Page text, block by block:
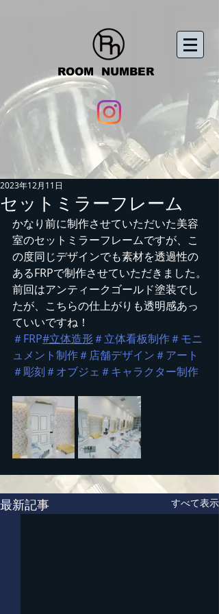
ROOM NUMBER
セットミラーフレーム
2023年12月11日
かなり前に制作させていただいた美容
室のセットミラーフレームですが、こ
の度同じデザインでも素材を透過性の
あるFRPで制作させていただきました。
前回はアンティークゴールド塗装でし
たが、こちらの仕上がりも透明感あっ
ていいですね！
＃FRP#立体造形＃立体看板制作＃モニ
ュメント制作＃店舗デザイン＃アート
＃彫刻＃オブジェ ＃キャラクター制作
最新記事 すべて表示